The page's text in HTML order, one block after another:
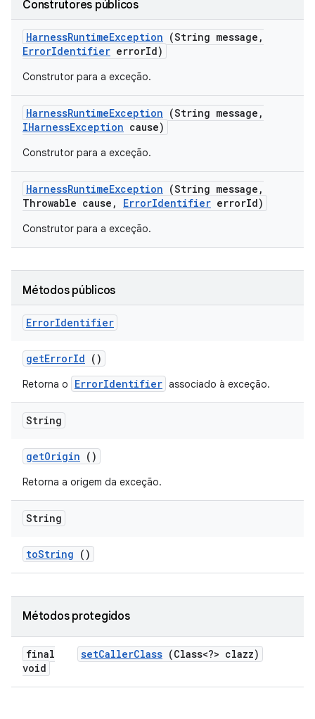
Construtores públicos
HarnessRuntimeException (String message ,
ErrorIdentifier errorId)
Construtor para a exceção.
HarnessRuntimeException (String message ,
IHarnessException cause)
Construtor para a exceção.
HarnessRuntimeException (String message ,
Throwable cause , ErrorIdentifier errorId)
Construtor para a exceção.
Métodos públicos
ErrorIdentifier
getErrorId ()
Retorna o ErrorIdentifier associado à exceção.
String
getOrigin ()
Retorna a origem da exceção.
String
toString ()
Métodos protegidos
final
void
setCallerClass (Class<?> clazz)